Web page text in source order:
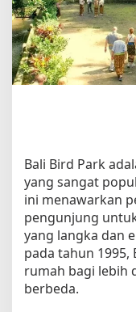
s
a
t
a
d
i
B
i
d
P
a
k
Bali Bird Park
yang sangat
ini menawarkan
pengunjung
yang langka dan
pada tahun 1995,
rumah bagi lebih
berbeda.